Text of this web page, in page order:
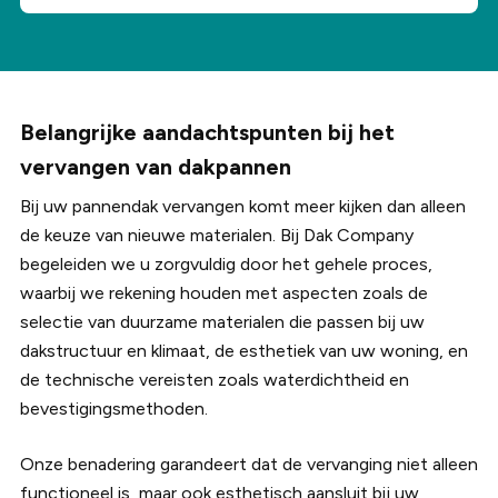
we u tijdens de werkzaamheden op de hoogte van
Belangrijke aandachtspunten bij het
vervangen van dakpannen
Bij uw pannendak vervangen komt meer kijken dan alleen
de keuze van nieuwe materialen. Bij Dak Company
begeleiden we u zorgvuldig door het gehele proces,
waarbij we rekening houden met aspecten zoals de
selectie van duurzame materialen die passen bij uw
dakstructuur en klimaat, de esthetiek van uw woning, en
de technische vereisten zoals waterdichtheid en
bevestigingsmethoden.
Onze benadering garandeert dat de vervanging niet alleen
functioneel is, maar ook esthetisch aansluit bij uw